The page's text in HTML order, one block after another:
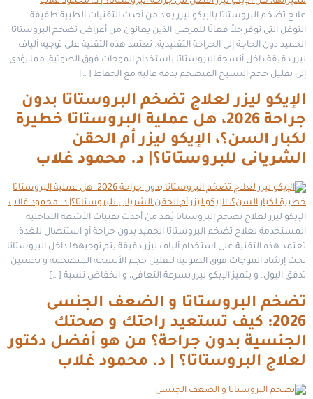
علاج تضخم البروستاتا بالإيكو ليزر يعد من أحدث التقنيات الطبية طفيفة
التوغل التى توفر حلاً فعالًا للمرضى الذين يعانون من أعراض تضخم البروستاتا
الحميد دون الحاجة إلى الجراحة التقليدية. تعتمد هذه التقنية على توجيه ألياف
ليزر دقيقة داخل أنسجة البروستاتا باستخدام الموجات فوق الصوتية، مما يؤدى
إلى تقليل حجم النسيج المتضخم بدقة عالية مع الحفاظ […]
الإيكو ليزر لعلاج تضخم البروستاتا بدون
جراحة 2026، هل عملية البروستاتا خطيرة
لكبار السن؟، الإيكو ليزر أم الحقن
الشريانى للبروستاتا؟| د. محمود غلاب
الإيكو ليزر لعلاج تضخم البروستاتا يُعد من أحدث تقنيات الأشعة التداخلية
المستخدمة لعلاج تضخم البروستاتا الحميد بدون جراحة أو استئصال للغدة.
تعتمد هذه التقنية على استخدام ألياف ليزر دقيقة يتم توجيهها داخل البروستاتا
تحت إرشاد الموجات فوق الصوتية لتقليل حجم الأنسجة المتضخمة و تحسين
تدفق البول. و يتميز الإيكو ليزر بسرعة التعافى، و انخفاض نسبة […]
تضخم البروستاتا و الضعف الجنسى
2026: كيف تستعيد راحتك و صحتك
الجنسية بدون جراحة؟ من هو أفضل دكتور
لعلاج البروستاتا؟ | د. محمود غلاب